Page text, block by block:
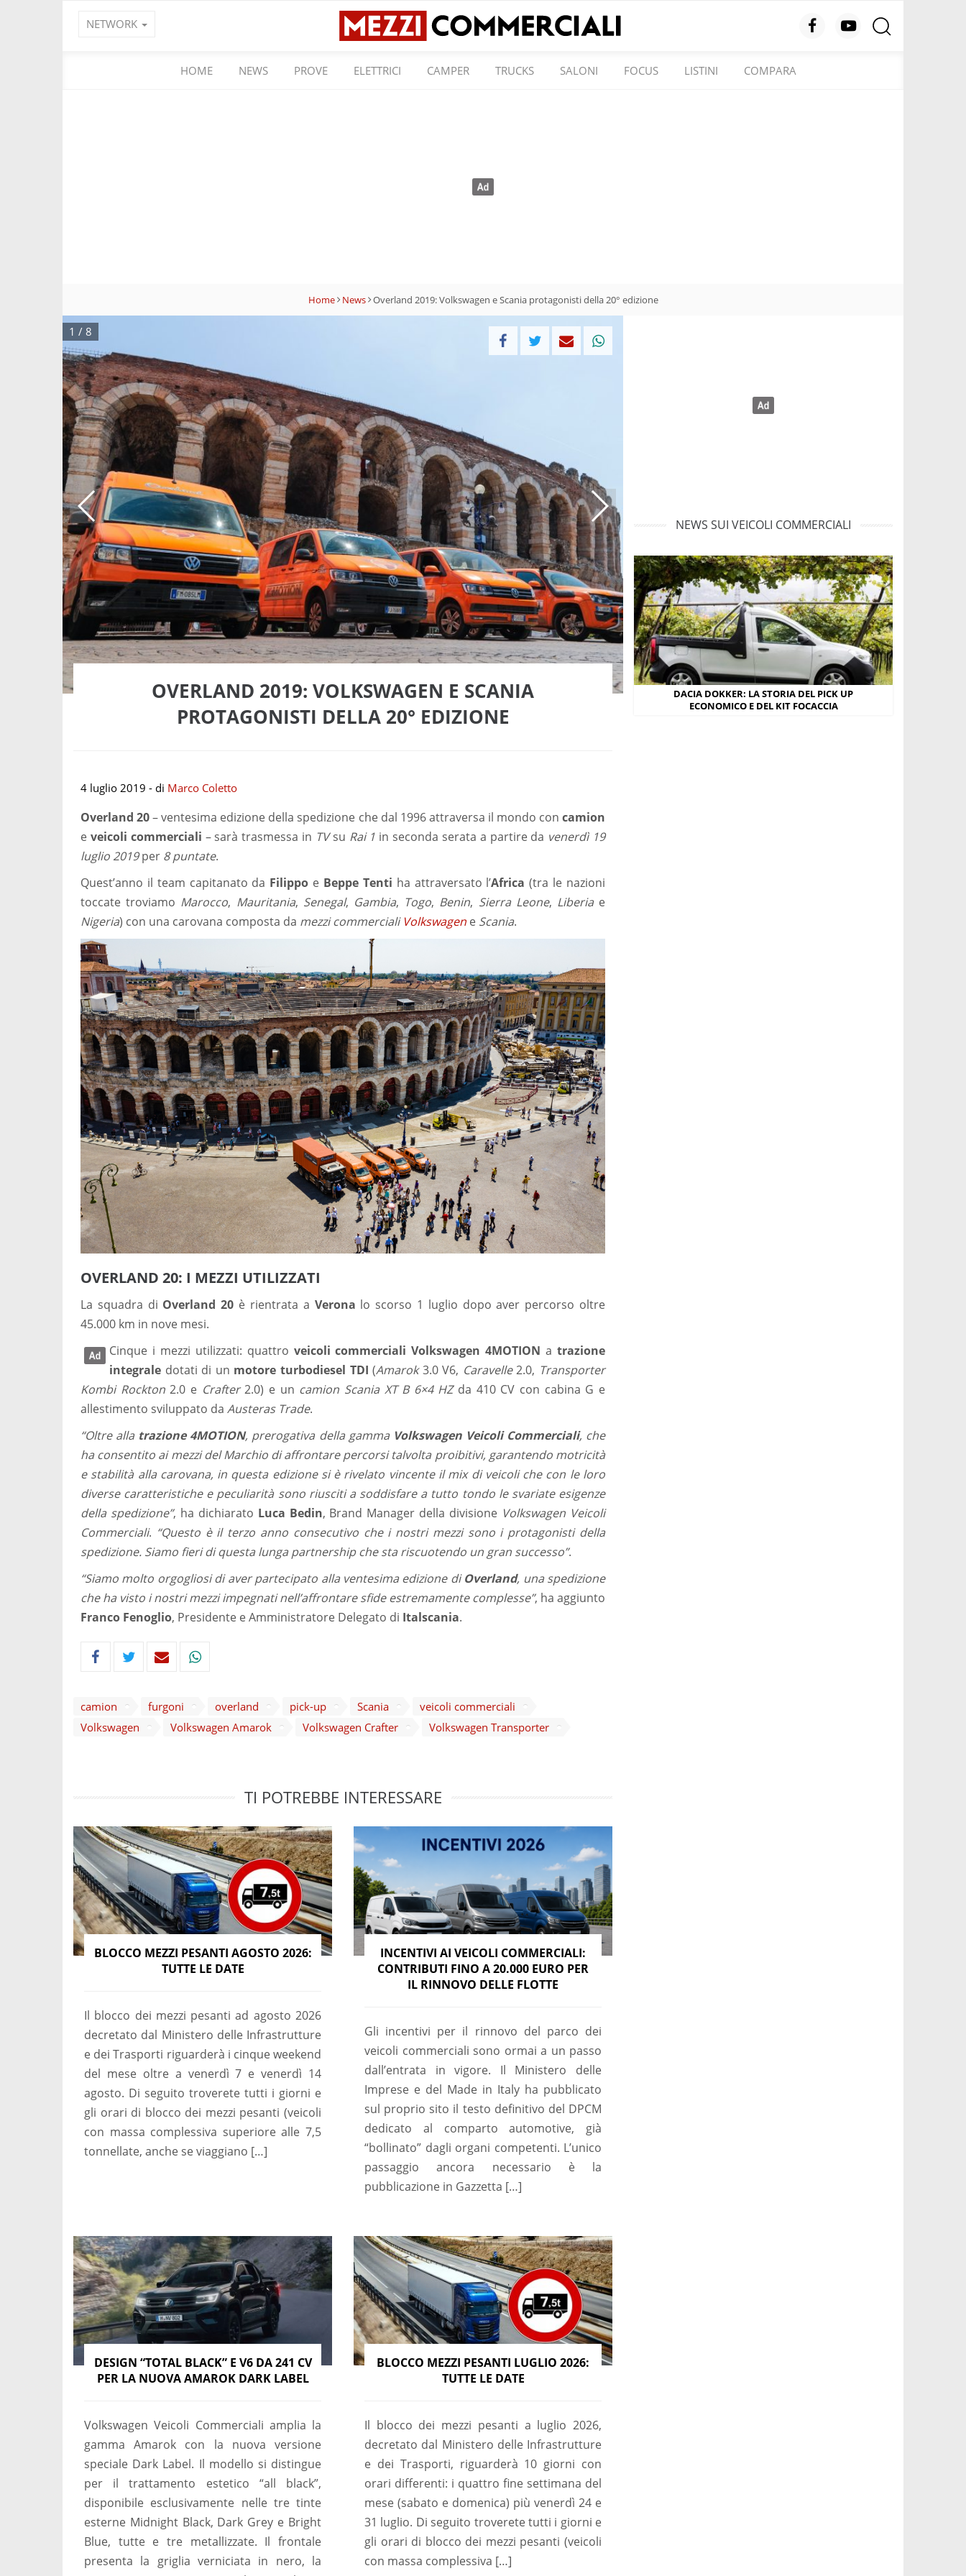
NETWORK
HOME NEWS PROVE ELETTRICI CAMPER TRUCKS SALONI FOCUS LISTINI COMPARA
Home News Overland 2019: Volkswagen e Scania protagonisti della 20° edizione
1 / 8
OVERLAND 2019: VOLKSWAGEN E SCANIA
PROTAGONISTI DELLA 20° EDIZIONE
4 luglio 2019 - di Marco Coletto
Overland 20– ventesima edizione della spedizione che dal 1996 attraversa il mondo concamion
e veicoli commerciali – sarà trasmessa in TVsu Rai 1 in seconda serata a partire da venerdì 19
luglio 2019per 8 puntate.
Quest’anno il team capitanato da Filippo e Beppe Tenti ha attraversato l’Africa (tra le nazioni
toccate troviamo Marocco, Mauritania, Senegal, Gambia, Togo, Benin, Sierra Leone, Liberiae
Nigeria) con una carovana composta da mezzi commerciali Volkswagen e Scania.
OVERLAND 20: I MEZZI UTILIZZATI
La squadra di Overland 20 è rientrata a Verona lo scorso 1 luglio dopo aver percorso oltre
45.000 km in nove mesi.
Cinque i mezzi utilizzati: quattro veicoli commerciali Volkswagen 4MOTION a trazione
integrale dotati di un motore turbodiesel TDI (Amarok3.0 V6, Caravelle2.0, Transporter
Kombi Rockton2.0 e Crafter2.0) e un camion Scania XT B 6×4 HZda 410 CV con cabina G e
allestimento sviluppato da Austeras Trade.
“Oltre alla trazione 4MOTION, prerogativa della gamma Volkswagen Veicoli Commerciali, che
ha consentito ai mezzi del Marchio di affrontare percorsi talvolta proibitivi, garantendo motricità
e stabilità alla carovana, in questa edizione si è rivelato vincente il mix di veicoli che con le loro
diverse caratteristiche e peculiarità sono riusciti a soddisfare a tutto tondo le svariate esigenze
della spedizione”, ha dichiarato Luca Bedin, Brand Manager della divisione Volkswagen Veicoli
Commerciali. “Questo è il terzo anno consecutivo che i nostri mezzi sono i protagonisti della
spedizione. Siamo fieri di questa lunga partnership che sta riscuotendo un gran successo”.
“Siamo molto orgogliosi di aver partecipato alla ventesima edizione diOverland, una spedizione
che ha visto i nostri mezzi impegnati nell’affrontare sfide estremamente complesse”, ha aggiunto
Franco Fenoglio, Presidente e Amministratore Delegato di Italscania.
camion furgoni overland pick-up Scania
veicoli commerciali
Volkswagen
Volkswagen Amarok Volkswagen Crafter Volkswagen Transporter
TI POTREBBE INTERESSARE
BLOCCO MEZZI PESANTI AGOSTO 2026:
TUTTE LE DATE
Il blocco dei mezzi pesanti ad agosto 2026
decretato dal Ministero delle Infrastrutture
e dei Trasporti riguarderà i cinque weekend
del mese oltre a venerdì 7 e venerdì 14
agosto. Di seguito troverete tutti i giorni e
gli orari di blocco dei mezzi pesanti (veicoli
con massa complessiva superiore alle 7,5
tonnellate, anche se viaggiano […]
INCENTIVI AI VEICOLI COMMERCIALI:
CONTRIBUTI FINO A 20.000 EURO PER
IL RINNOVO DELLE FLOTTE
Gli incentivi per il rinnovo del parco dei
veicoli commerciali sono ormai a un passo
dall’entrata in vigore. Il Ministero delle
Imprese e del Made in Italy ha pubblicato
sul proprio sito il testo definitivo del DPCM
dedicato al comparto automotive, già
“bollinato” dagli organi competenti. L’unico
passaggio ancora necessario è la
pubblicazione in Gazzetta […]
DESIGN “TOTAL BLACK” E V6 DA 241 CV
PER LA NUOVA AMAROK DARK LABEL
Volkswagen Veicoli Commerciali amplia la
gamma Amarok con la nuova versione
speciale Dark Label. Il modello si distingue
per il trattamento estetico “all black”,
disponibile esclusivamente nelle tre tinte
esterne Midnight Black, Dark Grey e Bright
Blue, tutte e tre metallizzate. Il frontale
presenta la griglia verniciata in nero, la
BLOCCO MEZZI PESANTI LUGLIO 2026:
TUTTE LE DATE
Il blocco dei mezzi pesanti a luglio 2026,
decretato dal Ministero delle Infrastrutture
e dei Trasporti, riguarderà 10 giorni con
orari differenti: i quattro fine settimana del
mese (sabato e domenica) più venerdì 24 e
31 luglio. Di seguito troverete tutti i giorni e
gli orari di blocco dei mezzi pesanti (veicoli
con massa complessiva […]
NEWS SUI VEICOLI COMMERCIALI
DACIA DOKKER: LA STORIA DEL PICK UP
ECONOMICO E DEL KIT FOCACCIA